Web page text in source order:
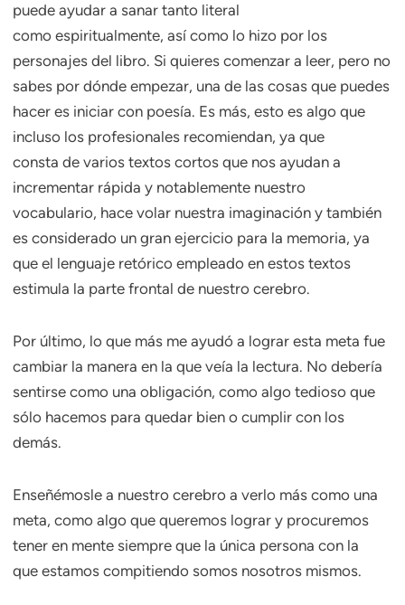
puede ayudar a sanar tanto literal
como espiritualmente, así como lo hizo por los
personajes del libro. Si quieres comenzar a leer, pero no
sabes por dónde empezar, una de las cosas que puedes
hacer es iniciar con poesía. Es más, esto es algo que
incluso los profesionales recomiendan, ya que
consta de varios textos cortos que nos ayudan a
incrementar rápida y notablemente nuestro
vocabulario, hace volar nuestra imaginación y también
es considerado un gran ejercicio para la memoria, ya
que el lenguaje retórico empleado en estos textos
estimula la parte frontal de nuestro cerebro.
Por último, lo que más me ayudó a lograr esta meta fue
cambiar la manera en la que veía la lectura. No debería
sentirse como una obligación, como algo tedioso que
sólo hacemos para quedar bien o cumplir con los
demás.
Enseñémosle a nuestro cerebro a verlo más como una
meta, como algo que queremos lograr y procuremos
tener en mente siempre que la única persona con la
que estamos compitiendo somos nosotros mismos.